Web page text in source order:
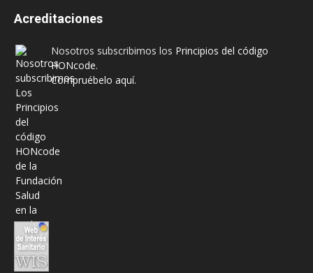
Acreditaciones
Nosotros subscribimos los Principios del código
HONcode.
Compruébelo aquí.